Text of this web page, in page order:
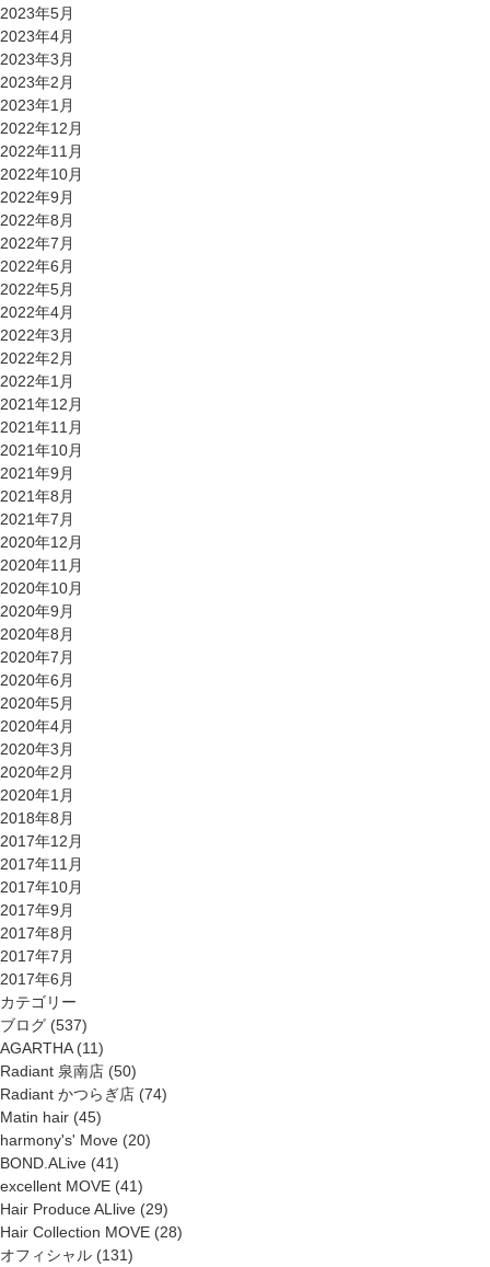
2023年5月
2023年4月
2023年3月
2023年2月
2023年1月
2022年12月
2022年11月
2022年10月
2022年9月
2022年8月
2022年7月
2022年6月
2022年5月
2022年4月
2022年3月
2022年2月
2022年1月
2021年12月
2021年11月
2021年10月
2021年9月
2021年8月
2021年7月
2020年12月
2020年11月
2020年10月
2020年9月
2020年8月
2020年7月
2020年6月
2020年5月
2020年4月
2020年3月
2020年2月
2020年1月
2018年8月
2017年12月
2017年11月
2017年10月
2017年9月
2017年8月
2017年7月
2017年6月
カテゴリー
ブログ (537)
AGARTHA(11)
Radiant 泉南店 (50)
Radiant かつらぎ店 (74)
Matin hair (45)
harmony's' Move (20)
BOND.ALive (41)
excellent MOVE (41)
Hair Produce ALlive (29)
Hair Collection MOVE (28)
オフィシャル (131)